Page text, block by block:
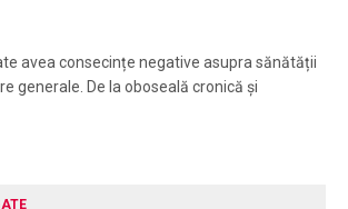
avea consecințe negative asupra sănătății
generale. De la oboseală cronică și